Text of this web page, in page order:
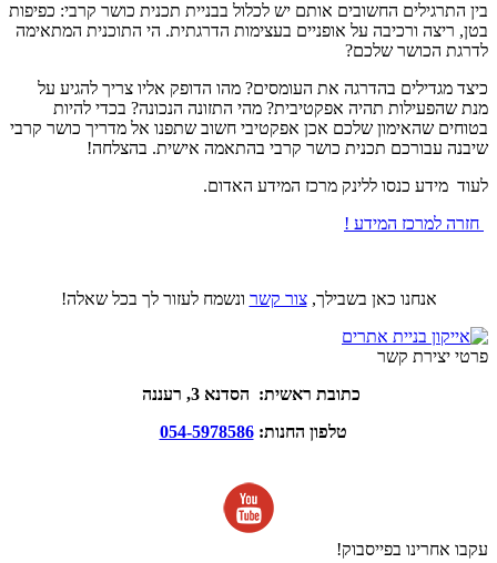
בין התרגילים החשובים אותם יש לכלול בבניית תכנית כושר קרבי: כפיפות
בטן, ריצה ורכיבה על אופניים בעצימות הדרגתית. הי התוכנית המתאימה
לדרגת הכושר שלכם?
כיצד מגדילים בהדרגה את העומסים? מהו הדופק אליו צריך להגיע על
מנת שהפעילות תהיה אפקטיבית? מהי התזונה הנכונה? בכדי להיות
בטוחים שהאימון שלכם אכן אפקטיבי חשוב שתפנו אל מדריך כושר קרבי
שיבנה עבורכם תכנית כושר קרבי בהתאמה אישית. בהצלחה!
לעוד מידע כנסו ללינק מרכז המידע האדום.
חזרה למרכז המידע !
אנחנו כאן בשבילך,צור קשר ונשמח לעזור לך בכל שאלה!
פרטי יצירת קשר
כתובת ראשית: הסדנא 3, רעננה
טלפון החנות:054-5978586
עקבו אחרינו בפייסבוק!